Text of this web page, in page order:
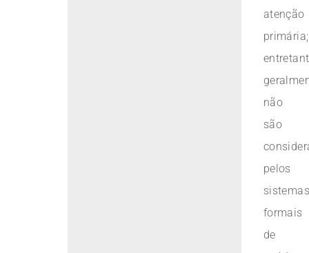
atenção
primária;
não
são
pelos
sistemas
formais
de